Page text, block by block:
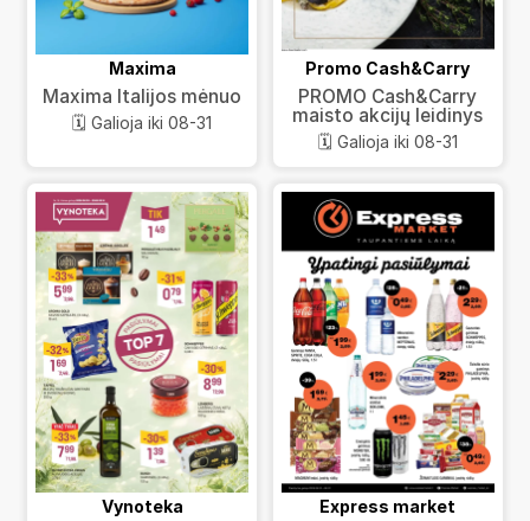
Maxima
Maxima Italijos mėnuo
🗓️ Galioja iki 08-31
Promo Cash&Carry
PROMO Cash&Carry
maisto akcijų leidinys
🗓️ Galioja iki 08-31
Vynoteka Express market